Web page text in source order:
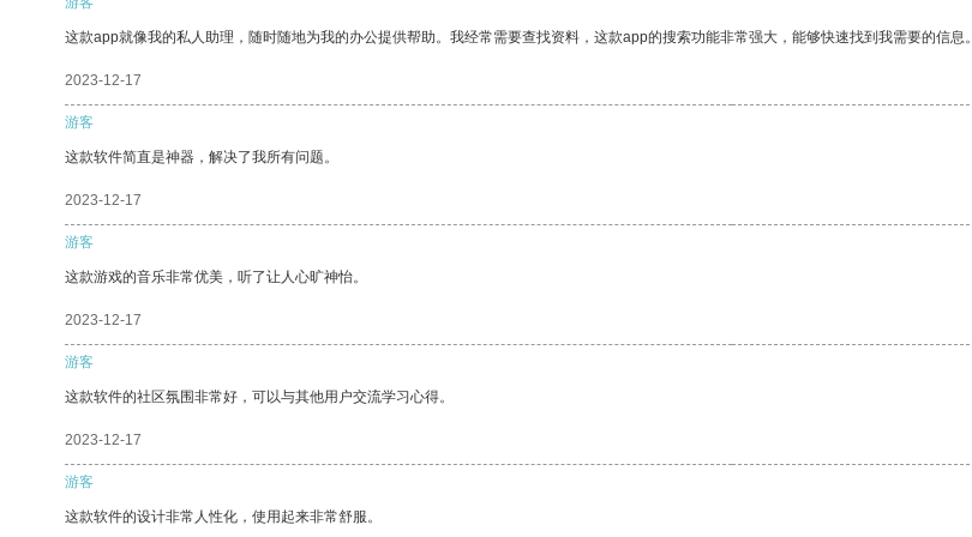
这款app就像我的私人助理，随时随地为我的办公提供帮助。我经常需要查找资料，这款app的搜索功能非常强大，能够快速找到我需要的信息。
2023-12-17
游客
这款软件简直是神器，解决了我所有问题。
2023-12-17
游客
这款游戏的音乐非常优美，听了让人心旷神怡。
2023-12-17
游客
这款软件的社区氛围非常好，可以与其他用户交流学习心得。
2023-12-17
游客
这款软件的设计非常人性化，使用起来非常舒服。